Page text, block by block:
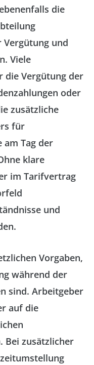
die
und
Viele
die Vergütung der
oder
zusätzliche
für
Tag der
klare
im Tarifvertrag
und
Vorgaben,
während der
sind. Arbeitgeber
auf die
Bei zusätzlicher